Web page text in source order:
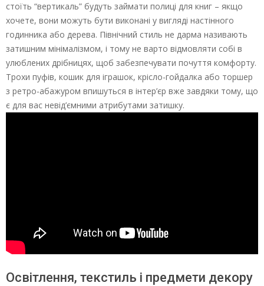
стоїть “вертикаль” будуть займати полиці для книг – якщо
хочете, вони можуть бути виконані у вигляді настінного
годинника або дерева. Північний стиль не дарма називають
затишним мінімалізмом, і тому не варто відмовляти собі в
улюблених дрібницях, щоб забезпечувати почуття комфорту.
Трохи пуфів, кошик для іграшок, крісло-гойдалка або торшер
з ретро-абажуром впишуться в інтер’єр вже завдяки тому, що
є для вас невід’ємними атрибутами затишку.
Освітлення, текстиль і предмети декору